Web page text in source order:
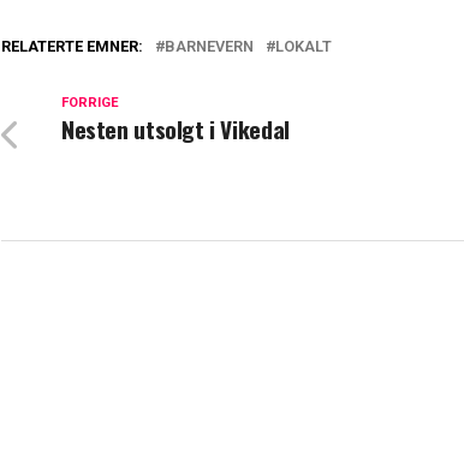
RELATERTE EMNER: BARNEVERN LOKALT
FORRIGE
Nesten utsolgt i Vikedal